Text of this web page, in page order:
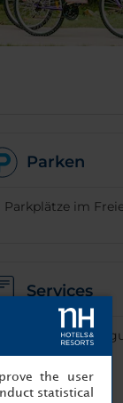
Parken
Parkplätze im
Services
Wäscherei-/
Sky TV
the user
statistical